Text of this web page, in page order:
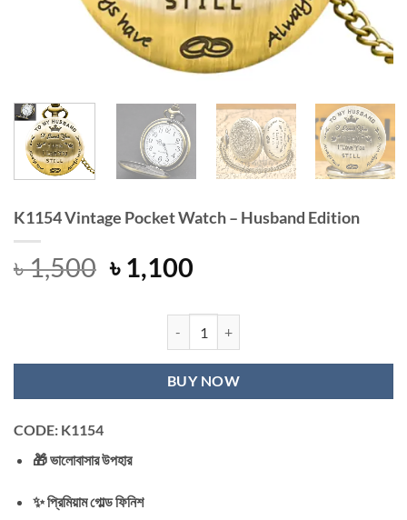
K1154 Vintage Pocket Watch – Husband Edition
৳1,500 Original
price
৳ 1,500.
৳ 1,100Current
is:
৳ 1,100.
K1154 Vintage Pocket Watch -
BUY NOW
CODE: K1154
🎁 ভালোবাসার উপহার
✨ প্রিমিয়াম গোল্ড ফিনিশ